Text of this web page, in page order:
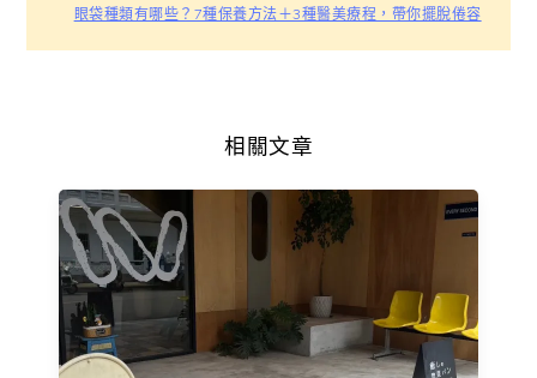
眼袋種類有哪些？7種保養方法＋3種醫美療程，帶你擺脫倦容
相關文章